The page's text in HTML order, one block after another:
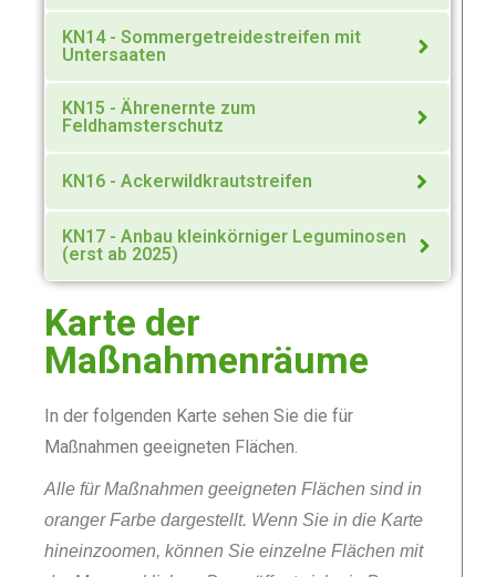
KN14 - Sommergetreidestreifen mit
Untersaaten
KN15 - Ährenernte zum
Feldhamsterschutz
KN16 - Ackerwildkrautstreifen
KN17 - Anbau kleinkörniger Leguminosen
(erst ab 2025)
Karte der
Maßnahmenräume
In der folgenden Karte sehen Sie die für
Maßnahmen geeigneten Flächen.
Alle für Maßnahmen geeigneten Flächen sind in
oranger Farbe dargestellt. Wenn Sie in die Karte
hineinzoomen, können Sie einzelne Flächen mit